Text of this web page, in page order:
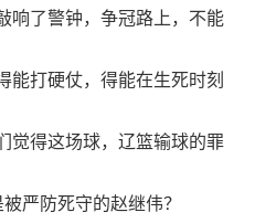
响了警钟，争冠路上，不能
能打硬仗，得能在生死时刻
觉得这场球，辽篮输球的罪
严防死守的赵继伟？